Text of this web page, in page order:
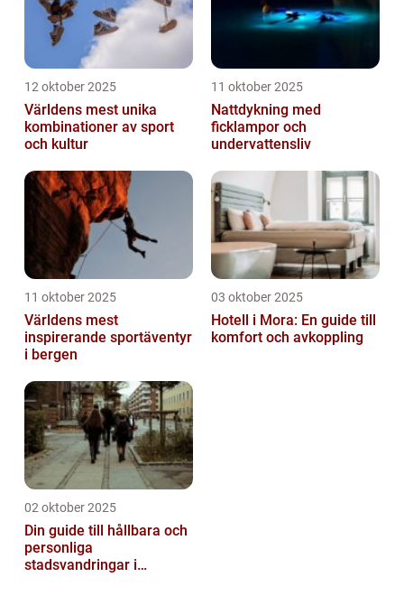
12 oktober 2025
Världens mest unika
kombinationer av sport
och kultur
11 oktober 2025
Nattdykning med
ficklampor och
undervattensliv
11 oktober 2025
Världens mest
inspirerande sportäventyr
i bergen
03 oktober 2025
Hotell i Mora: En guide till
komfort och avkoppling
02 oktober 2025
Din guide till hållbara och
personliga
stadsvandringar i